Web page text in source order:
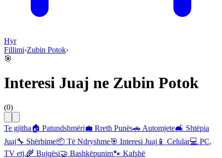
Hyr
Fillimi›Zubin Potok›
🎯
Interesi Juaj ne Zubin Potok
(0)
Te gjitha🏠 Patundshmëri💼 Rreth Punës🚗 Automjete🛋️ Shtëpia
Juaj🔧 Shërbime📦 Të Ndryshme🎯 Interesi Juaj 📱 Celular💻 PC,
TV etj.🌾 Bujqësi🤝 Bashkëpunim🐾 Kafshë